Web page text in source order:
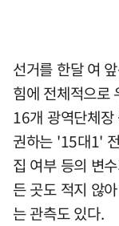
선거를 한달 여
힘에 전체적으로
16개 광역단체장
권하는 '15대1'
집 여부 등의 변
든 곳도 적지 않
는 관측도 있다.